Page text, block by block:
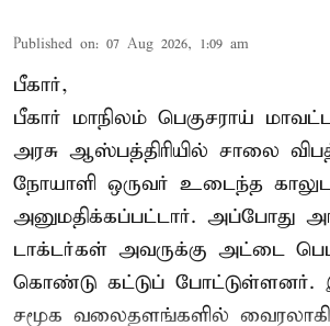
Published on: 07 Aug 2026, 1:09 am
பீகார்,
பீகார் மாநிலம் பெகுசராய்
அரசு ஆஸ்பத்திரியில் சாலை
நோயாளி ஒருவர் உடைந்த
அனுமதிக்கப்பட்டார். அப்போது
டாக்டர்கள் அவருக்கு அட்டை
கொண்டு கட்டுப் போட்டுள்ளனர்.
சமூக வலைதளங்களில் வைரலாகி